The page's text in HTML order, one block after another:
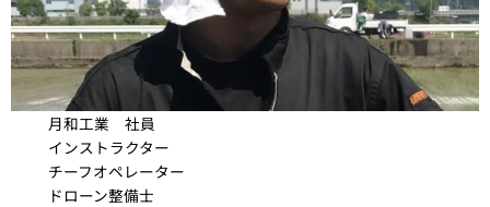
月和工業 社員
インストラクター
チーフオペレーター
ドローン整備士